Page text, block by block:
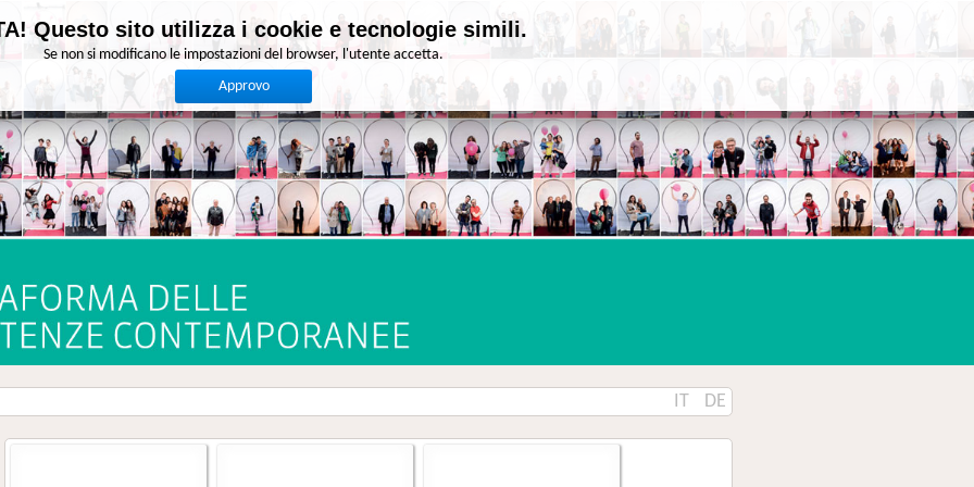
IT DE
Questo sito utilizza i cookie e tecnologie simili.
Se non si modificano le impostazioni del browser, l'utente accetta.
Approvo